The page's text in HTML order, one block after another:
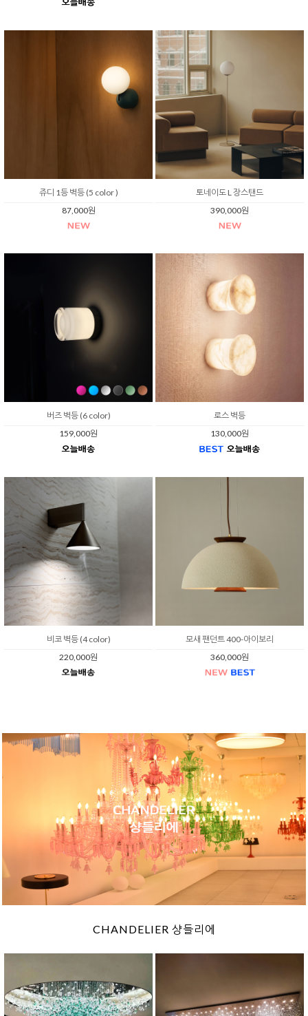
쥬디 1등 벽등 (5 color )
87,000원
토네이도 L 장스탠드
390,000원
버즈 벽등 (6 color)
159,000원
로스 벽등
130,000원
비코 벽등 (4 color)
220,000원
모새 팬던트 400-아이보리
360,000원
CHANDELIER 샹들리에